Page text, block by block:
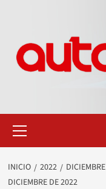
primario
INICIO 2022 DICIEMBRE
DICIEMBRE DE 2022